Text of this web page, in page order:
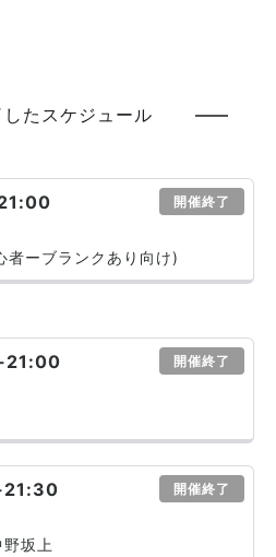
たスケジュール
開催終了
ーブランクあり向け)
21:00 開催終了
21:30 開催終了
坂上